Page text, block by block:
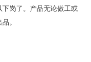
岗了。产品无论做工或
。